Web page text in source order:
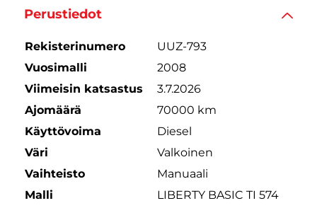
Perustiedot
Rekisterinumero
UUZ-793
Vuosimalli
2008
Viimeisin katsastus
3.7.2026
Ajomäärä
70000 km
Käyttövoima
Diesel
Väri
Valkoinen
Vaihteisto
Manuaali
Malli
LIBERTY BASIC TI 574